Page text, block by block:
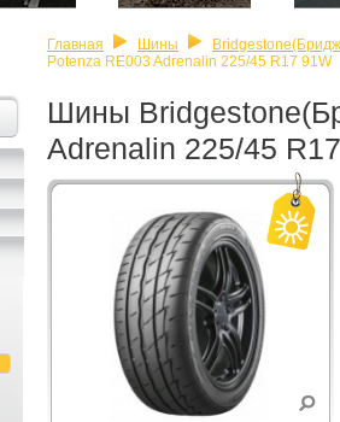
Главная Шины
Potenza RE003 Adrenalin 225/45 R17 91W
Шины
Adrenalin 225/45